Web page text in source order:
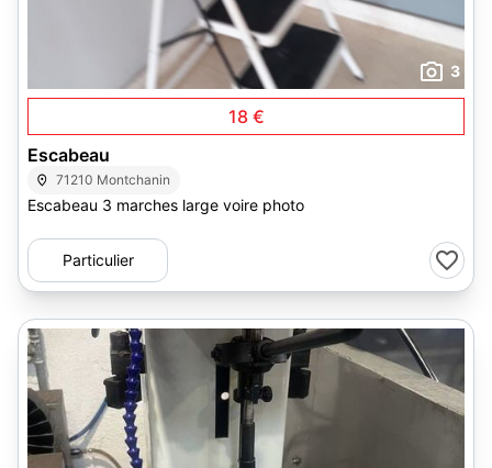
3
18 €
Escabeau
71210 Montchanin
Escabeau 3 marches large voire photo
Particulier